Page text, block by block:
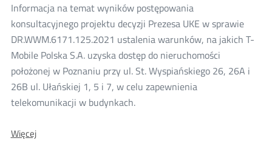
Piekarski
Informacja na temat wyników postępowania
konsultacyjnego projektu decyzji Prezesa UKE w sprawie
DR.WWM.6171.125.2021 ustalenia warunków, na jakich T-
Mobile Polska S.A. uzyska dostęp do nieruchomości
położonej w Poznaniu przy ul. St. Wyspiańskiego 26, 26A i
26B ul. Ułańskiej 1, 5 i 7, w celu zapewnienia
telekomunikacji w budynkach.
WięcejO: